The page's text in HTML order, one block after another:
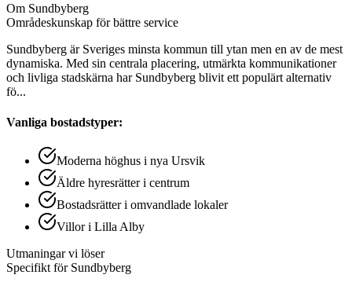
Om Sundbyberg
Områdeskunskap för bättre service
Sundbyberg är Sveriges minsta kommun till ytan men en av de mest
dynamiska. Med sin centrala placering, utmärkta kommunikationer
och livliga stadskärna har Sundbyberg blivit ett populärt alternativ
fö...
Vanliga bostadstyper:
Moderna höghus i nya Ursvik
Äldre hyresrätter i centrum
Bostadsrätter i omvandlade lokaler
Villor i Lilla Alby
Utmaningar vi löser
Specifikt för Sundbyberg